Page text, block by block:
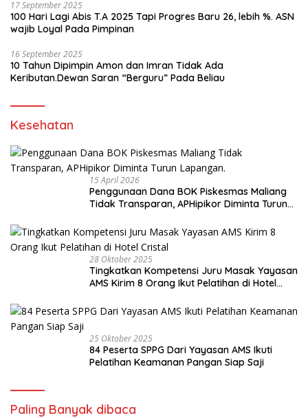
17 September 2025
100 Hari Lagi Abis T.A 2025 Tapi Progres Baru 26, lebih %. ASN
wajib Loyal Pada Pimpinan
16 September 2025
10 Tahun Dipimpin Amon dan Imran Tidak Ada
Keributan.Dewan Saran “Berguru” Pada Beliau
Kesehatan
15 April 2026
Penggunaan Dana BOK Piskesmas Maliang
Tidak Transparan, APHipikor Diminta Turun
28 Oktober 2025
Tingkatkan Kompetensi Juru Masak Yayasan
AMS Kirim 8 Orang Ikut Pelatihan di Hotel
25 Oktober 2025
84 Peserta SPPG Dari Yayasan AMS Ikuti
Pelatihan Keamanan Pangan Siap Saji
Paling Banyak dibaca